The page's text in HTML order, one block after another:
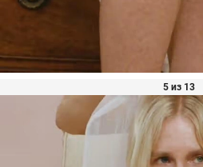
5 из 13